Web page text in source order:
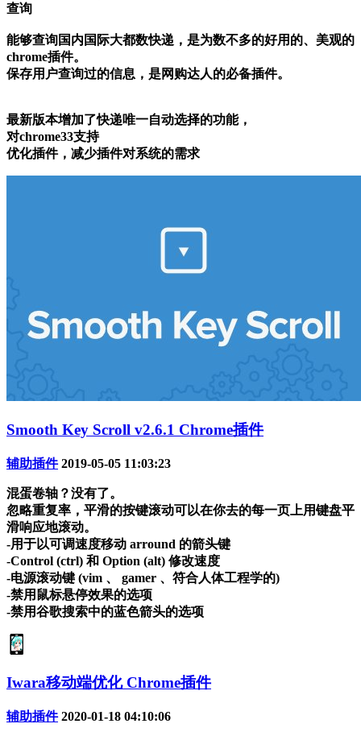
查询
能够查询国内国际大都数快递，是为数不多的好用的、美观的
chrome插件。
保存用户查询过的信息，是网购达人的必备插件。
最新版本增加了快递唯一自动选择的功能，
对chrome33支持
优化插件，减少插件对系统的需求
Smooth Key Scroll v2.6.1 Chrome插件
辅助插件 2019-05-05 11:03:23
混蛋卷轴？没有了。
忽略重复率，平滑的按键滚动可以在你去的每一页上用键盘平
滑响应地滚动。
-用于以可调速度移动 arround 的箭头键
-Control (ctrl) 和 Option (alt) 修改速度
-电源滚动键 (vim 、 gamer 、符合人体工程学的)
-禁用鼠标悬停效果的选项
-禁用谷歌搜索中的蓝色箭头的选项
Iwara移动端优化 Chrome插件
辅助插件 2020-01-18 04:10:06